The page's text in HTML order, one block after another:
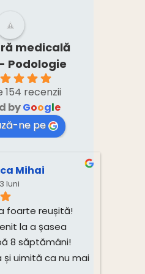
medicală
Podologie
154 recenzii
byGoogle
ne pe
Mihai
luni
foarte reușită!
la a șasea
8 săptămâni!
și uimită ca nu mai